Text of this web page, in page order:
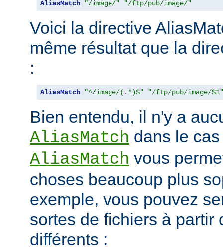
AliasMatch "/image/" "/ftp/pub/image/"
Voici la directive
même résultat que la
:
AliasMatch "^/image/(.*)$" "/ftp/pub/image/$1"
Bien entendu, il n'y a
AliasMatch dans le
AliasMatch vous
choses beaucoup plus
exemple, vous pouvez
sortes de fichiers à partir
différents :